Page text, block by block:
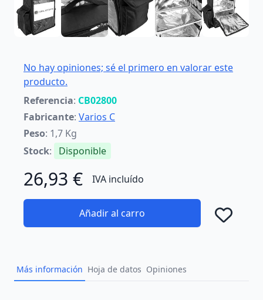
No hay opiniones; sé el primero en valorar este
producto.
Referencia: CB02800
Fabricante: Varios C
Peso: 1,7 Kg
Stock: Disponible
26,93 € IVA incluído
Añadir al carro
Más información Hoja de datos Opiniones